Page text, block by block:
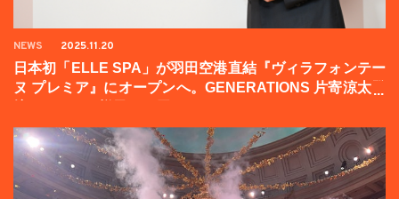
NEWS 2025.11.20
日本初「ELLE SPA」が羽田空港直結『ヴィラフォンテー
ヌ プレミア』にオープンへ。GENERATIONS 片寄涼太登